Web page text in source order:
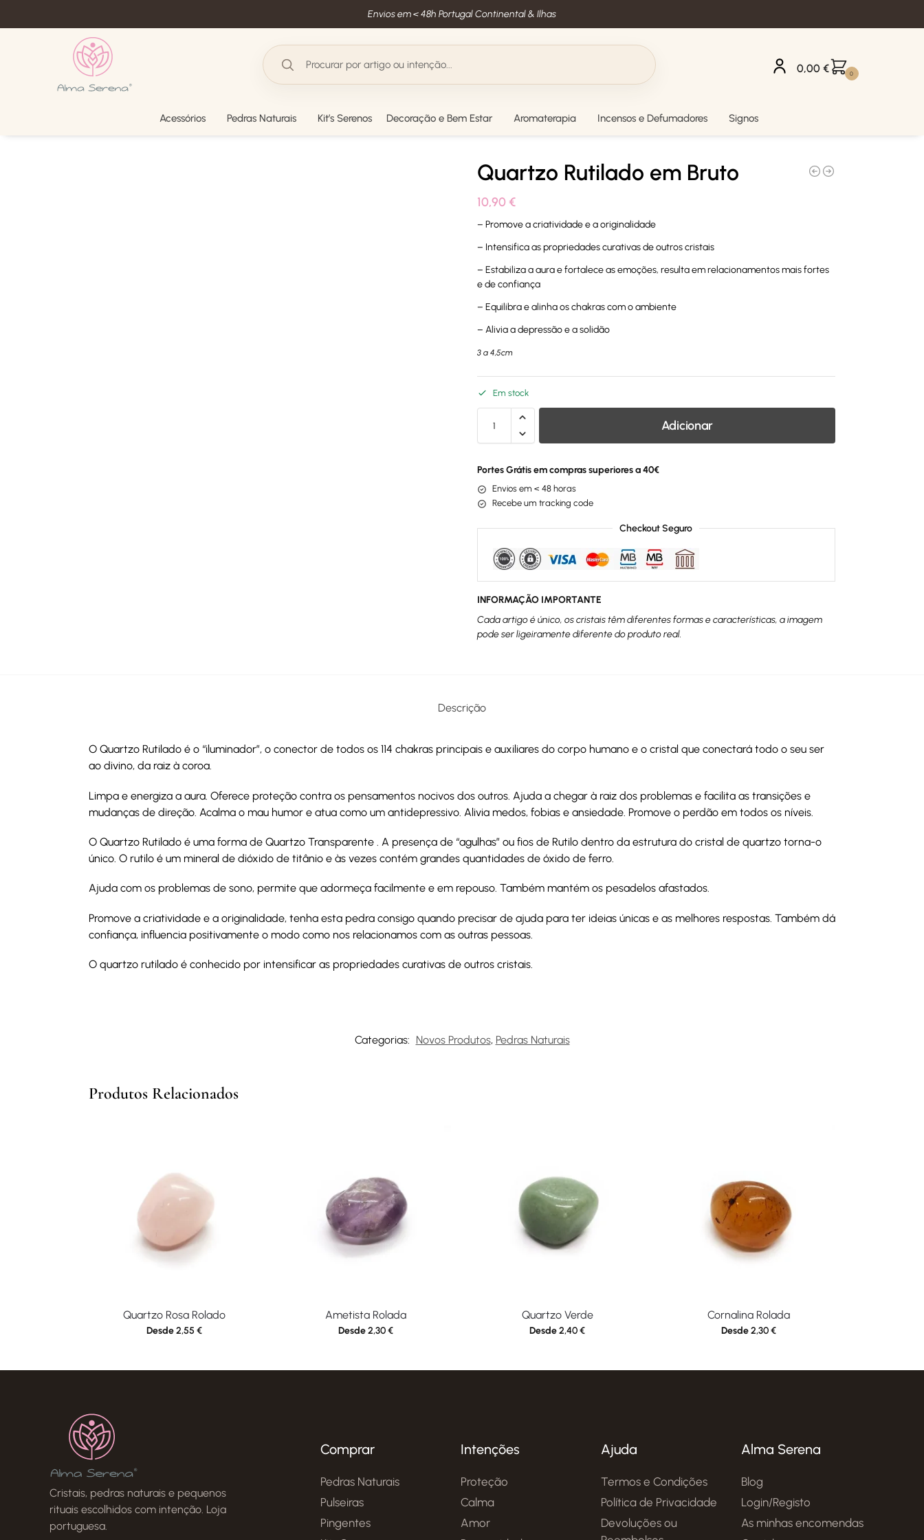
Envios em < 48h Portugal Continental & Ilhas
0,00 € 0
Acessórios Pedras Naturais Kit’s Serenos Decoração e Bem Estar Aromaterapia Incensos e Defumadores Signos
Quartzo Rutilado em Bruto
10,90€
– Promove a criatividade e a originalidade
– Intensifica as propriedades curativas de outros cristais
– Estabiliza a aura e fortalece as emoções, resulta em relacionamentos mais fortes
e de confiança
– Equilibra e alinha os chakras com o ambiente
– Alivia a depressão e a solidão
3 a 4,5cm
Em stock
Adicionar
Portes Grátis em compras superiores a 40€
Envios em < 48 horas
Recebe um tracking code
Checkout Seguro
INFORMAÇÃO IMPORTANTE
Cada artigo é único, os cristais têm diferentes formas e características, a imagem
pode ser ligeiramente diferente do produto real.
Descrição
O Quartzo Rutilado é o “iluminador”, o conector de todos os 114 chakras principais e auxiliares do corpo humano e o cristal que conectará todo o seu ser
ao divino, da raiz à coroa.
Limpa e energiza a aura. Oferece proteção contra os pensamentos nocivos dos outros. Ajuda a chegar à raiz dos problemas e facilita as transições e
mudanças de direção. Acalma o mau humor e atua como um antidepressivo. Alivia medos, fobias e ansiedade. Promove o perdão em todos os níveis.
O Quartzo Rutilado é uma forma de Quartzo Transparente . A presença de “agulhas” ou fios de Rutilo dentro da estrutura do cristal de quartzo torna-o
único. O rutilo é um mineral de dióxido de titânio e às vezes contém grandes quantidades de óxido de ferro.
Ajuda com os problemas de sono, permite que adormeça facilmente e em repouso. Também mantém os pesadelos afastados.
Promove a criatividade e a originalidade, tenha esta pedra consigo quando precisar de ajuda para ter ideias únicas e as melhores respostas. Também dá
confiança, influencia positivamente o modo como nos relacionamos com as outras pessoas.
O quartzo rutilado é conhecido por intensificar as propriedades curativas de outros cristais.
Categorias: Novos Produtos, Pedras Naturais
Produtos Relacionados
Quartzo Rosa Rolado
Desde2,55 €
Ametista Rolada
Desde2,30€
Quartzo Verde
Desde2,40€
Cornalina Rolada
Desde2,30€
Cristais, pedras naturais e pequenos
rituais escolhidos com intenção. Loja
portuguesa.
Comprar
Pedras Naturais
Pulseiras
Pingentes
Intenções
Proteção
Calma
Amor
Ajuda
Termos e Condições
Política de Privacidade
Devoluções ou
Alma Serena
Blog
Login/Registo
As minhas encomendas